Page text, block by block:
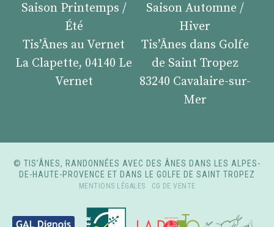
Saison Printemps /
Été
Tis’Ânes au Vernet
La Clapette, 04140 Le
Vernet
Saison Automne /
Hiver
Tis’Ânes dans Golfe
de Saint Tropez
83240 Cavalaire-sur-
Mer
© TIS’ÂNES, RANDONNÉES AVEC DES ÂNES DANS LES ALPES-
DE-HAUTE-PROVENCE ET DANS LE GOLFE DE SAINT TROPEZ
MENTIONS LÉGALES - CG DE VENTE